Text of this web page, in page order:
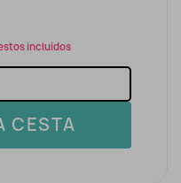
incluidos
CESTA